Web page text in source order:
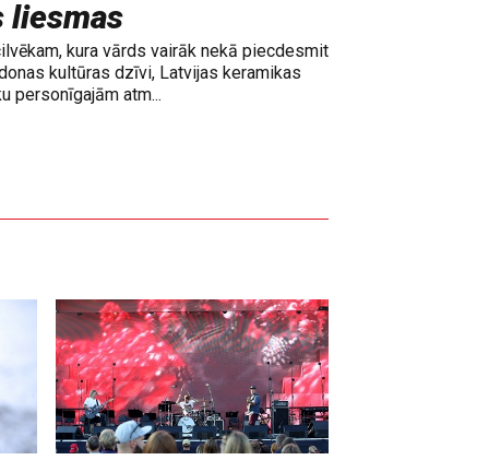
liesmas
kura vārds vairāk nekā piecdesmit
kultūras dzīvi, Latvijas keramikas
personīgajām atm...